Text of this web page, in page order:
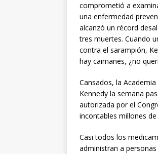
comprometió a
una enfermedad
alcanzó un récord
tres muertes. Cuando
contra el sarampión,
hay caimanes, ¿no
Cansados, la
Kennedy la semana
autorizada por el
incontables millones
Casi todos los
administran a